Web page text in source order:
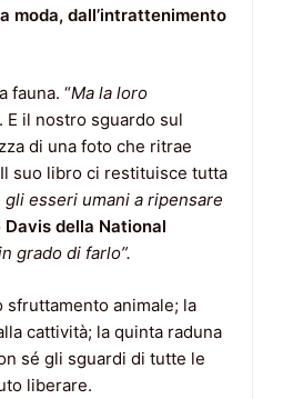
moda, dall’intrattenimento
fauna. “Ma la loro
E il nostro sguardo sul
di una foto che ritrae
suo libro ci restituisce tutta
esseri umani a ripensare
Davis della National
grado di farlo”.
animale; la
cattività; la quinta raduna
sé gli sguardi di tutte le
liberare.